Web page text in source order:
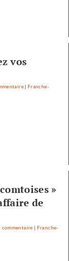
vos
on
|Franche-
»
de
commentaire on
| Franche-